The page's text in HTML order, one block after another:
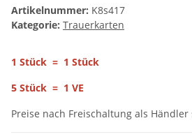
Artikelnummer: K8s417
Kategorie: Trauerkarten
1 Stück = 1 Stück
5 Stück = 1 VE
Preise nach Freischaltung als